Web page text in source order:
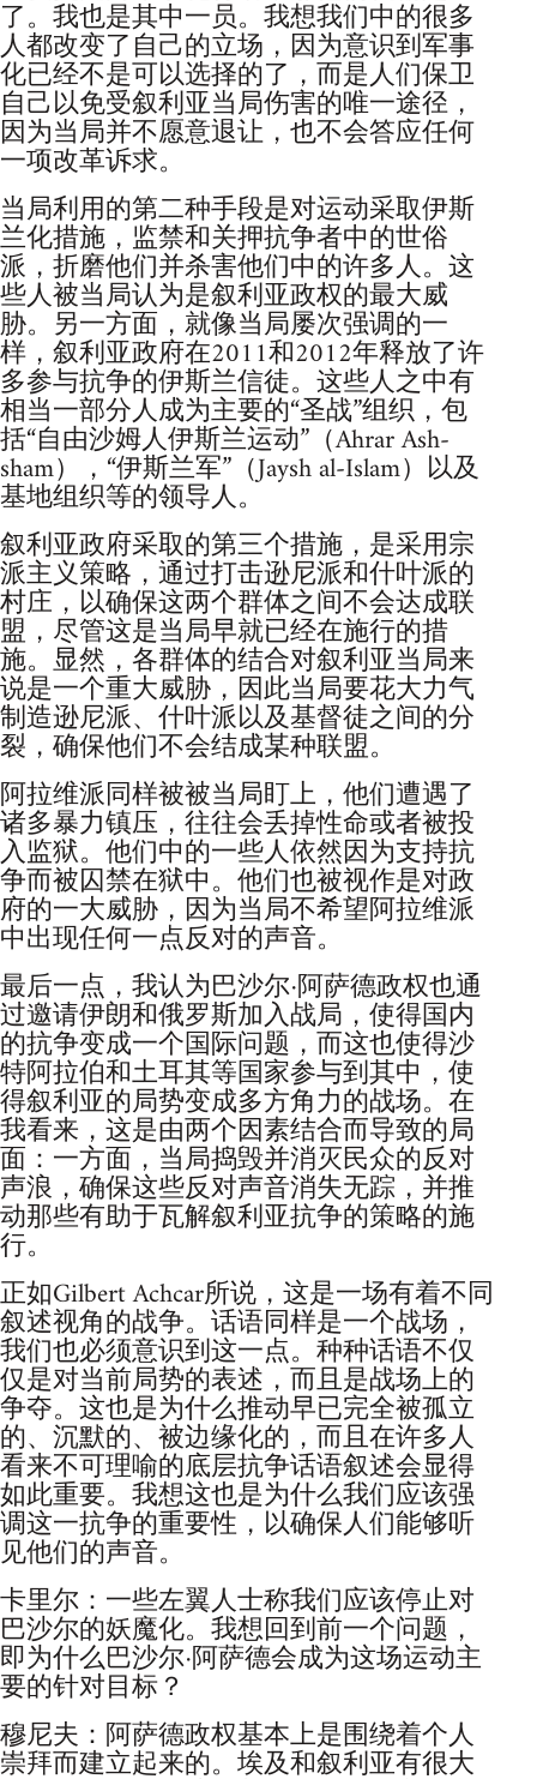
了。我也是其中一员。我想我们中的很多
人都改变了自己的立场，因为意识到军事
化已经不是可以选择的了，而是人们保卫
自己以免受叙利亚当局伤害的唯一途径，
因为当局并不愿意退让，也不会答应任何
一项改革诉求。
当局利用的第二种手段是对运动采取伊斯
兰化措施，监禁和关押抗争者中的世俗
派，折磨他们并杀害他们中的许多人。这
些人被当局认为是叙利亚政权的最大威
胁。另一方面，就像当局屡次强调的一
样，叙利亚政府在2011和2012年释放了许
多参与抗争的伊斯兰信徒。这些人之中有
相当一部分人成为主要的“圣战”组织，包
括“自由沙姆人伊斯兰运动”（Ahrar Ash-
sham），“伊斯兰军”（Jaysh al-Islam）以及
基地组织等的领导人。
叙利亚政府采取的第三个措施，是采用宗
派主义策略，通过打击逊尼派和什叶派的
村庄，以确保这两个群体之间不会达成联
盟，尽管这是当局早就已经在施行的措
施。显然，各群体的结合对叙利亚当局来
说是一个重大威胁，因此当局要花大力气
制造逊尼派、什叶派以及基督徒之间的分
裂，确保他们不会结成某种联盟。
阿拉维派同样被被当局盯上，他们遭遇了
诸多暴力镇压，往往会丢掉性命或者被投
入监狱。他们中的一些人依然因为支持抗
争而被囚禁在狱中。他们也被视作是对政
府的一大威胁，因为当局不希望阿拉维派
中出现任何一点反对的声音。
最后一点，我认为巴沙尔·阿萨德政权也通
过邀请伊朗和俄罗斯加入战局，使得国内
的抗争变成一个国际问题，而这也使得沙
特阿拉伯和土耳其等国家参与到其中，使
得叙利亚的局势变成多方角力的战场。在
我看来，这是由两个因素结合而导致的局
面：一方面，当局捣毁并消灭民众的反对
声浪，确保这些反对声音消失无踪，并推
动那些有助于瓦解叙利亚抗争的策略的施
行。
正如Gilbert Achcar所说，这是一场有着不同
叙述视角的战争。话语同样是一个战场，
我们也必须意识到这一点。种种话语不仅
仅是对当前局势的表述，而且是战场上的
争夺。这也是为什么推动早已完全被孤立
的、沉默的、被边缘化的，而且在许多人
看来不可理喻的底层抗争话语叙述会显得
如此重要。我想这也是为什么我们应该强
调这一抗争的重要性，以确保人们能够听
见他们的声音。
卡里尔：一些左翼人士称我们应该停止对
巴沙尔的妖魔化。我想回到前一个问题，
即为什么巴沙尔·阿萨德会成为这场运动主
要的针对目标？
穆尼夫：阿萨德政权基本上是围绕着个人
崇拜而建立起来的。埃及和叙利亚有很大